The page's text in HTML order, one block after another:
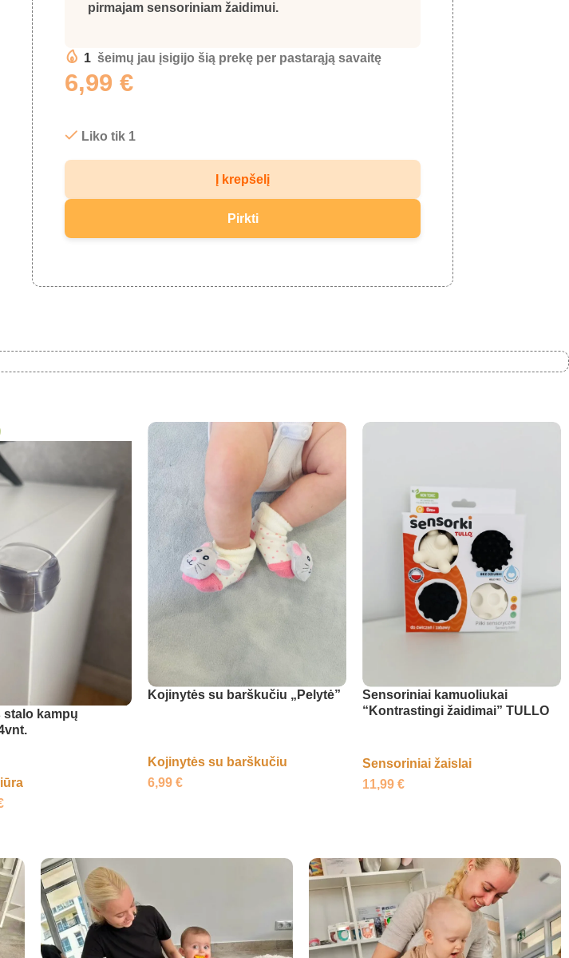
pirmajam sensoriniam žaidimui.
1 šeimų jau įsigijo šią prekę per pastarąją savaitę
6,99€
Liko tik 1
Į krepšelį
Pirkti
kampų
Kojinytės su barškučiu „Pelytė”
Kojinytės su barškučiu
6,99€
Sensoriniai kamuoliukai
“Kontrastingi žaidimai” TULLO
Sensoriniai žaislai
11,99€